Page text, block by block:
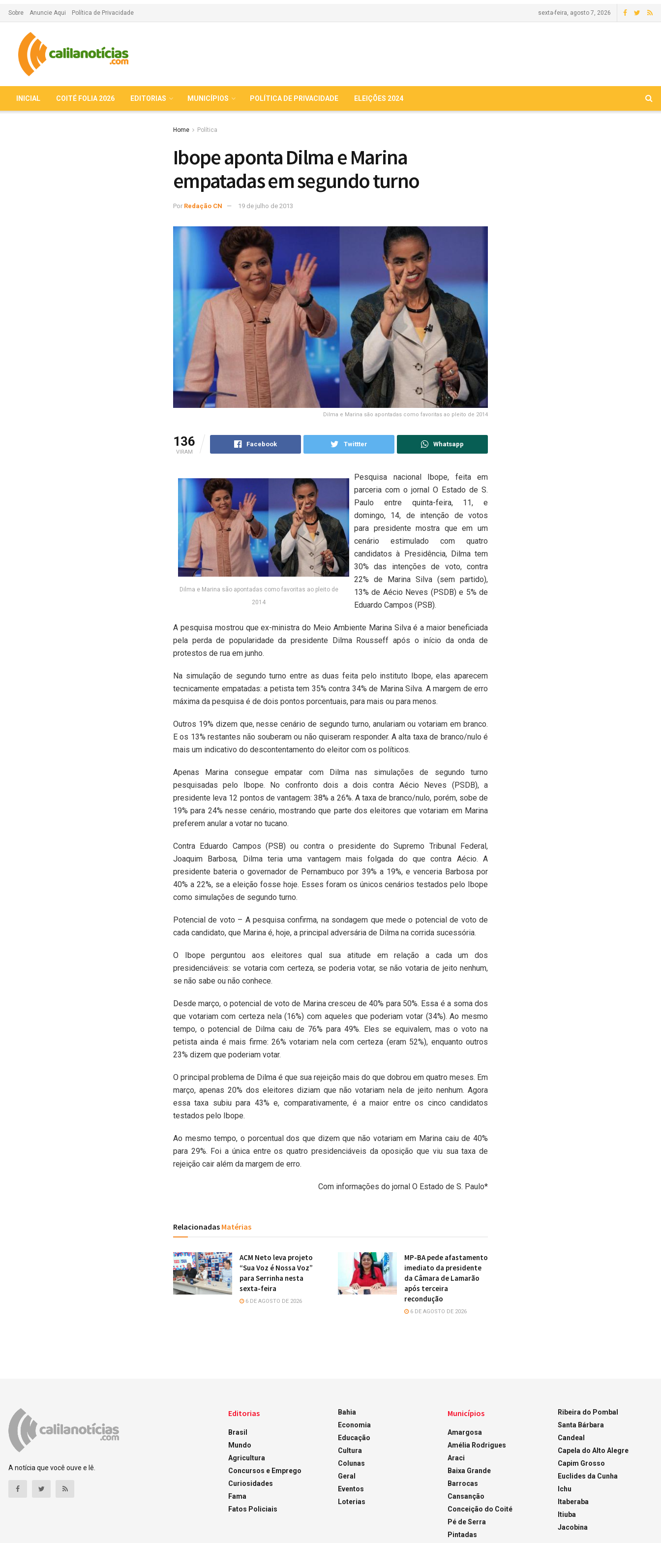
Sobre Anuncie Aqui Política de Privacidade sexta-feira, agosto 7, 2026
INICIAL COITÉ FOLIA 2026 EDITORIAS MUNICÍPIOS POLÍTICA DE PRIVACIDADE ELEIÇÕES 2024
Home Política
Ibope aponta Dilma e Marina
empatadas em segundo turno
Por Redação CN 19 de julho de 2013
Dilma e Marina são apontadas como favoritas ao pleito de 2014
136
VIRAM
Facebook Twittter Whatsapp
Dilma e Marina são apontadas como favoritas ao pleito de
2014
Pesquisa nacional Ibope, feita em
parceria com o jornal O Estado de S.
Paulo entre quinta-feira, 11, e
domingo, 14, de intenção de votos
para presidente mostra que em um
cenário estimulado com quatro
candidatos à Presidência, Dilma tem
30% das intenções de voto, contra
22% de Marina Silva (sem partido),
13% de Aécio Neves (PSDB) e 5% de
Eduardo Campos (PSB).
A pesquisa mostrou que ex-ministra do Meio Ambiente Marina Silva é a maior beneficiada
pela perda de popularidade da presidente Dilma Rousseff após o início da onda de
protestos de rua em junho.
Na simulação de segundo turno entre as duas feita pelo instituto Ibope, elas aparecem
tecnicamente empatadas: a petista tem 35% contra 34% de Marina Silva. A margem de erro
máxima da pesquisa é de dois pontos porcentuais, para mais ou para menos.
Outros 19% dizem que, nesse cenário de segundo turno, anulariam ou votariam em branco.
E os 13% restantes não souberam ou não quiseram responder. A alta taxa de branco/nulo é
mais um indicativo do descontentamento do eleitor com os políticos.
Apenas Marina consegue empatar com Dilma nas simulações de segundo turno
pesquisadas pelo Ibope. No confronto dois a dois contra Aécio Neves (PSDB), a
presidente leva 12 pontos de vantagem: 38% a 26%. A taxa de branco/nulo, porém, sobe de
19% para 24% nesse cenário, mostrando que parte dos eleitores que votariam em Marina
preferem anular a votar no tucano.
Contra Eduardo Campos (PSB) ou contra o presidente do Supremo Tribunal Federal,
Joaquim Barbosa, Dilma teria uma vantagem mais folgada do que contra Aécio. A
presidente bateria o governador de Pernambuco por 39% a 19%, e venceria Barbosa por
40% a 22%, se a eleição fosse hoje. Esses foram os únicos cenários testados pelo Ibope
como simulações de segundo turno.
Potencial de voto – A pesquisa confirma, na sondagem que mede o potencial de voto de
cada candidato, que Marina é, hoje, a principal adversária de Dilma na corrida sucessória.
O Ibope perguntou aos eleitores qual sua atitude em relação a cada um dos
presidenciáveis: se votaria com certeza, se poderia votar, se não votaria de jeito nenhum,
se não sabe ou não conhece.
Desde março, o potencial de voto de Marina cresceu de 40% para 50%. Essa é a soma dos
que votariam com certeza nela (16%) com aqueles que poderiam votar (34%). Ao mesmo
tempo, o potencial de Dilma caiu de 76% para 49%. Eles se equivalem, mas o voto na
petista ainda é mais firme: 26% votariam nela com certeza (eram 52%), enquanto outros
23% dizem que poderiam votar.
O principal problema de Dilma é que sua rejeição mais do que dobrou em quatro meses. Em
março, apenas 20% dos eleitores diziam que não votariam nela de jeito nenhum. Agora
essa taxa subiu para 43% e, comparativamente, é a maior entre os cinco candidatos
testados pelo Ibope.
Ao mesmo tempo, o porcentual dos que dizem que não votariam em Marina caiu de 40%
para 29%. Foi a única entre os quatro presidenciáveis da oposição que viu sua taxa de
rejeição cair além da margem de erro.
Com informações do jornal O Estado de S. Paulo*
Relacionadas Matérias
ACM Neto leva projeto
“Sua Voz é Nossa Voz”
para Serrinha nesta
sexta-feira
6 DE AGOSTO DE 2026
MP-BA pede afastamento
imediato da presidente
da Câmara de Lamarão
após terceira
recondução
6 DE AGOSTO DE 2026
A notícia que você ouve e lê.
Editorias
Brasil
Mundo
Agricultura
Concursos e Emprego
Curiosidades
Fama
Fatos Policiais
Bahia
Economia
Educação
Cultura
Colunas
Geral
Eventos
Loterias
Municípios
Amargosa
Amélia Rodrigues
Araci
Baixa Grande
Barrocas
Cansanção
Conceição do Coité
Pé de Serra
Pintadas
Ribeira do Pombal
Santa Bárbara
Candeal
Capela do Alto Alegre
Capim Grosso
Euclides da Cunha
Ichu
Itaberaba
Itiuba
Jacobina